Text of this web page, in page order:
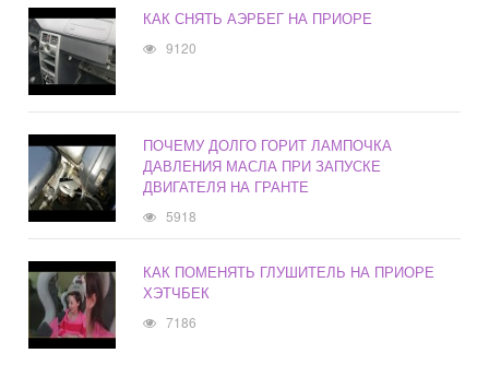
КАК СНЯТЬ АЭРБЕГ НА ПРИОРЕ
9120
ПОЧЕМУ ДОЛГО ГОРИТ ЛАМПОЧКА
ДАВЛЕНИЯ МАСЛА ПРИ ЗАПУСКЕ
ДВИГАТЕЛЯ НА ГРАНТЕ
5918
КАК ПОМЕНЯТЬ ГЛУШИТЕЛЬ НА ПРИОРЕ
ХЭТЧБЕК
7186